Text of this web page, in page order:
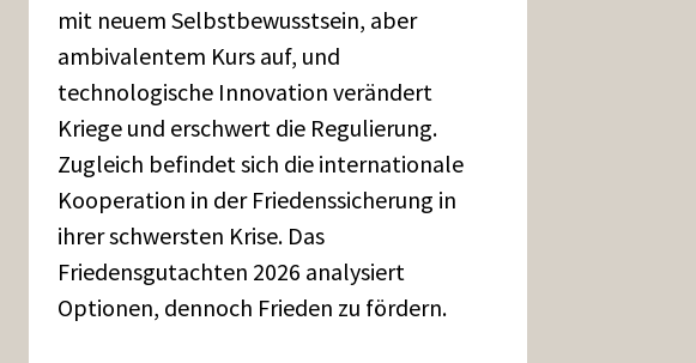
mit neuem Selbstbewusstsein, aber
ambivalentem Kurs auf, und
technologische Innovation verändert
Kriege und erschwert die Regulierung.
Zugleich befindet sich die internationale
Kooperation in der Friedenssicherung in
ihrer schwersten Krise. Das
Friedensgutachten 2026 analysiert
Optionen, dennoch Frieden zu fördern.